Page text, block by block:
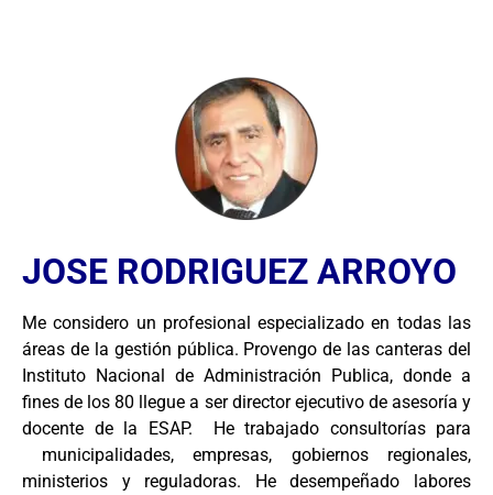
JOSE RODRIGUEZ ARROYO
Me considero un profesional especializado en todas las
áreas de la gestión pública. Provengo de las canteras del
Instituto Nacional de Administración Publica, donde a
fines de los 80 llegue a ser director ejecutivo de asesoría y
docente de la ESAP. He trabajado consultorías para
municipalidades, empresas, gobiernos regionales,
ministerios y reguladoras. He desempeñado labores